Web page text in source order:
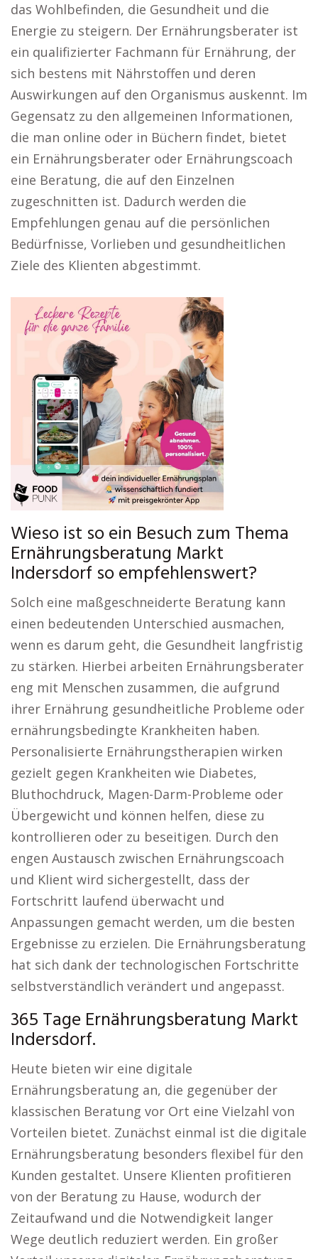
das Wohlbefinden, die Gesundheit und die
Energie zu steigern. Der Ernährungsberater ist
ein qualifizierter Fachmann für Ernährung, der
sich bestens mit Nährstoffen und deren
Auswirkungen auf den Organismus auskennt. Im
Gegensatz zu den allgemeinen Informationen,
die man online oder in Büchern findet, bietet
ein Ernährungsberater oder Ernährungscoach
eine Beratung, die auf den Einzelnen
zugeschnitten ist. Dadurch werden die
Empfehlungen genau auf die persönlichen
Bedürfnisse, Vorlieben und gesundheitlichen
Ziele des Klienten abgestimmt.
Wieso ist so ein Besuch zum Thema
Ernährungsberatung Markt
Indersdorf so empfehlenswert?
Solch eine maßgeschneiderte Beratung kann
einen bedeutenden Unterschied ausmachen,
wenn es darum geht, die Gesundheit langfristig
zu stärken. Hierbei arbeiten Ernährungsberater
eng mit Menschen zusammen, die aufgrund
ihrer Ernährung gesundheitliche Probleme oder
ernährungsbedingte Krankheiten haben.
Personalisierte Ernährungstherapien wirken
gezielt gegen Krankheiten wie Diabetes,
Bluthochdruck, Magen-Darm-Probleme oder
Übergewicht und können helfen, diese zu
kontrollieren oder zu beseitigen. Durch den
engen Austausch zwischen Ernährungscoach
und Klient wird sichergestellt, dass der
Fortschritt laufend überwacht und
Anpassungen gemacht werden, um die besten
Ergebnisse zu erzielen. Die Ernährungsberatung
hat sich dank der technologischen Fortschritte
selbstverständlich verändert und angepasst.
365 Tage Ernährungsberatung Markt
Indersdorf.
Heute bieten wir eine digitale
Ernährungsberatung an, die gegenüber der
klassischen Beratung vor Ort eine Vielzahl von
Vorteilen bietet. Zunächst einmal ist die digitale
Ernährungsberatung besonders flexibel für den
Kunden gestaltet. Unsere Klienten profitieren
von der Beratung zu Hause, wodurch der
Zeitaufwand und die Notwendigkeit langer
Wege deutlich reduziert werden. Ein großer